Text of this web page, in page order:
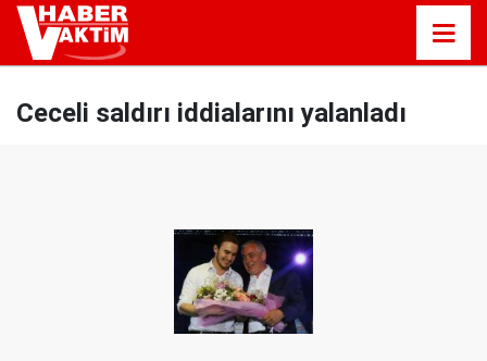
Ceceli saldırı iddialarını yalanladı